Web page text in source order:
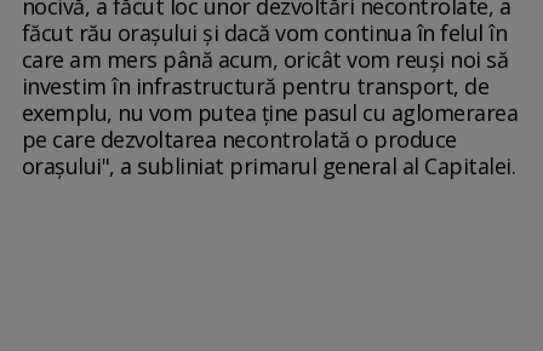
nocivă, a făcut loc unor dezvoltări necontrolate, a
făcut rău oraşului şi dacă vom continua în felul în
care am mers până acum, oricât vom reuşi noi să
investim în infrastructură pentru transport, de
exemplu, nu vom putea ţine pasul cu aglomerarea
pe care dezvoltarea necontrolată o produce
oraşului", a subliniat primarul general al Capitalei.